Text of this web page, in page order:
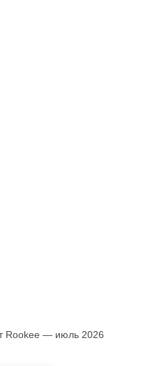
Rookee — июль 2026